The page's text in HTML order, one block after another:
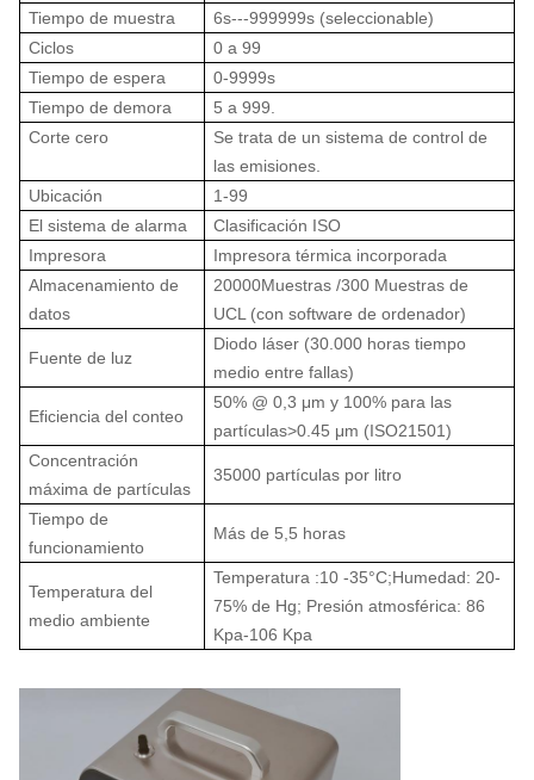
Tiempo de muestra
6s---999999s (seleccionable)
Ciclos
0 a 99
Tiempo de espera
0-9999s
Tiempo de demora
5 a 999.
Corte cero
Se trata de un sistema de control de
las emisiones.
Ubicación
1-99
El sistema de alarma
Clasificación ISO
Impresora
Impresora térmica incorporada
Almacenamiento de
datos
20000Muestras /300 Muestras de
UCL (con software de ordenador)
Fuente de luz
Diodo láser (30.000 horas tiempo
medio entre fallas)
Eficiencia del conteo
50% @ 0,3 μm y 100% para las
partículas>0.45 μm (ISO21501)
Concentración
máxima de partículas
35000 partículas por litro
Tiempo de
funcionamiento
Más de 5,5 horas
Temperatura del
medio ambiente
Temperatura :10 -35°C;Humedad: 20-
75% de Hg; Presión atmosférica: 86
Kpa-106 Kpa